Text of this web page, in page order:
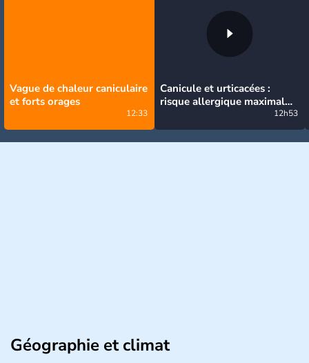
Vague de chaleur caniculaire
et forts orages
12:33
Canicule et urticacées :
risque allergique maximal
niveau 5 sur presque toute
la France lundi
12h53
Géographie et climat